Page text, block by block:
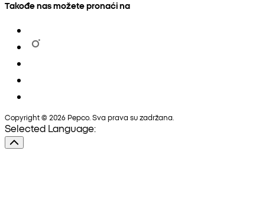
Takođe nas možete pronaći na
Copyright © 2026 Pepco. Sva prava su zadržana.
Selected Language: